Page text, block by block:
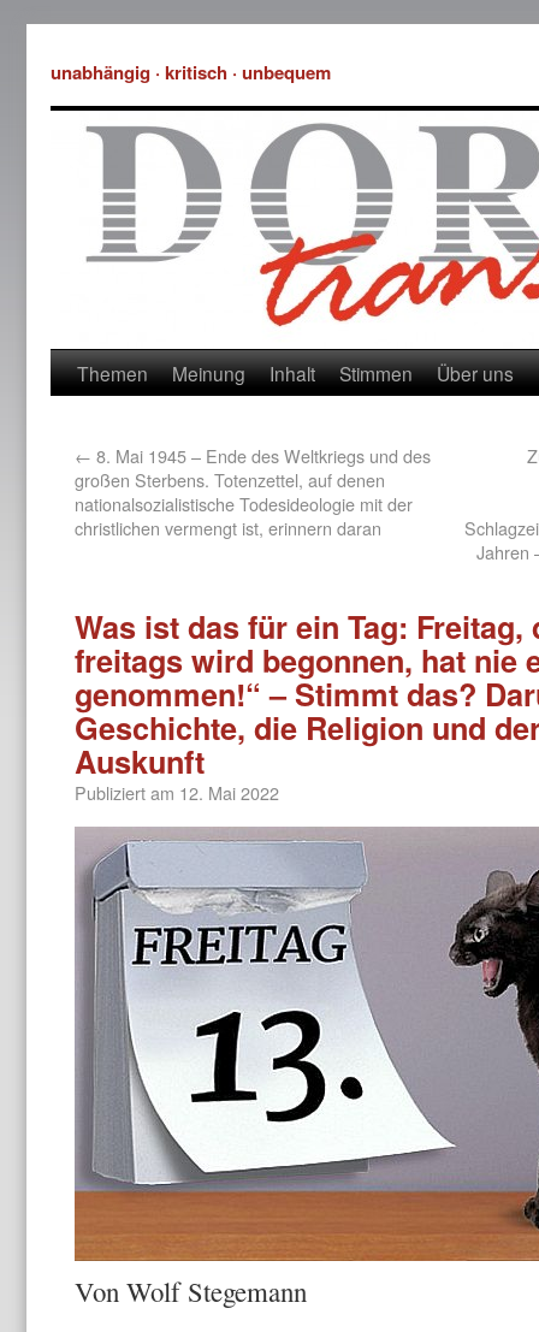
unabhängig · kritisch · unbequem
Themen Meinung Inhalt Stimmen Über uns
← 8. Mai 1945 – Ende des Weltkriegs und des
großen Sterbens. Totenzettel, auf denen
nationalsozialistische Todesideologie mit der
christlichen vermengt ist, erinnern daran
Jahren
Was ist das für ein Tag: Freitag,
freitags wird begonnen, hat nie
genommen!“ – Stimmt das?
Geschichte, die Religion und
Auskunft
Publiziert am 12. Mai 2022
Von Wolf Stegemann